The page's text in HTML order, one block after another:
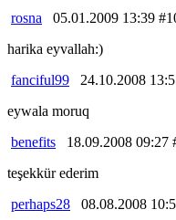
rosna 05.01.2009 13:39
harika eyvallah:)
fanciful99 24.10.2008
eywala moruq
benefits 18.09.2008 09:27
teşekkür ederim
perhaps28 08.08.2008